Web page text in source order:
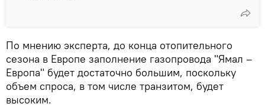
По мнению эксперта, до конца отопительного
сезона в Европе заполнение газопровода "Ямал –
Европа" будет достаточно большим, поскольку
объем спроса, в том числе транзитом, будет
высоким.